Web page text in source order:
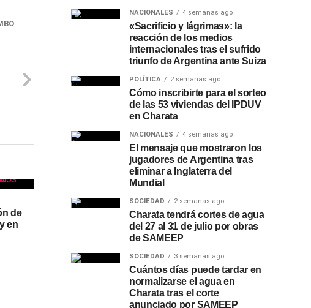
de
en
NACIONALES 4 semanas ago
«Sacrificio y lágrimas»: la
reacción de los medios
internacionales tras el sufrido
triunfo de Argentina ante Suiza
POLÍTICA 2 semanas ago
Cómo inscribirte para el sorteo
de las 53 viviendas del IPDUV
en Charata
NACIONALES 4 semanas ago
El mensaje que mostraron los
jugadores de Argentina tras
eliminar a Inglaterra del
Mundial
SOCIEDAD 2 semanas ago
Charata tendrá cortes de agua
del 27 al 31 de julio por obras
de SAMEEP
SOCIEDAD 3 semanas ago
Cuántos días puede tardar en
normalizarse el agua en
Charata tras el corte
anunciado por SAMEEP